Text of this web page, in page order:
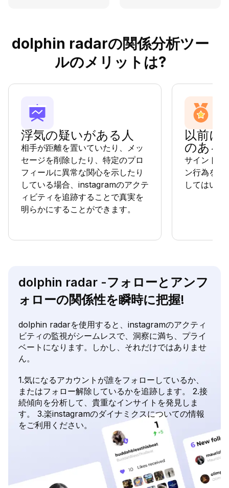
dolphin radarの関係分析ツー
ルのメリットは?
浮気の疑いがある人
相手が距離を置いていたり、メッ
セージを削除したり、特定のプロ
フィールに異常な関心を示したり
している場合、instagramのアクテ
ィビティを追跡することで真実を
明らかにすることができます。
以前に
のある
サイントラ
ン行為を無
してはいけ
dolphin radar -フォローとアンフ
ォローの関係性を瞬時に把握!
dolphin radarを使用すると、instagramのアクティ
ビティの監視がシームレスで、洞察に満ち、プライ
ベートになります。しかし、それだけではありませ
ん。
1.気になるアカウントが誰をフォローしているか、
またはフォロー解除しているかを追跡します。 2.接
続傾向を分析して、貴重なインサイトを発見しま
す。 3.楽instagramのダイナミクスについての情報
をご利用ください。